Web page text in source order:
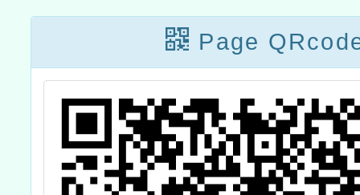
畫3-1 辦理原住民
族教育相關研習及
活動」
Page